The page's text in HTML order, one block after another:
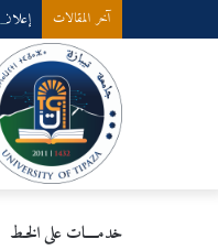
آخر المقالات إعلان
خدمــــات على الخـط